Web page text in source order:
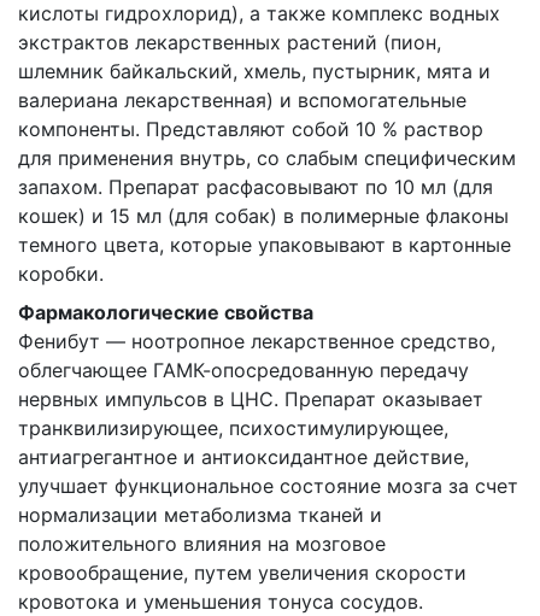
кислоты гидрохлорид), а также комплекс водных
экстрактов лекарственных растений (пион,
шлемник байкальский, хмель, пустырник, мята и
валериана лекарственная) и вспомогательные
компоненты. Представляют собой 10 % раствор
для применения внутрь, со слабым специфическим
запахом. Препарат расфасовывают по 10 мл (для
кошек) и 15 мл (для собак) в полимерные флаконы
темного цвета, которые упаковывают в картонные
коробки.
Фармакологические свойства
Фенибут — ноотропное лекарственное средство,
облегчающее ГАМК-опосредованную передачу
нервных импульсов в ЦНС. Препарат оказывает
транквилизирующее, психостимулирующее,
антиагрегантное и антиоксидантное действие,
улучшает функциональное состояние мозга за счет
нормализации метаболизма тканей и
положительного влияния на мозговое
кровообращение, путем увеличения скорости
кровотока и уменьшения тонуса сосудов.